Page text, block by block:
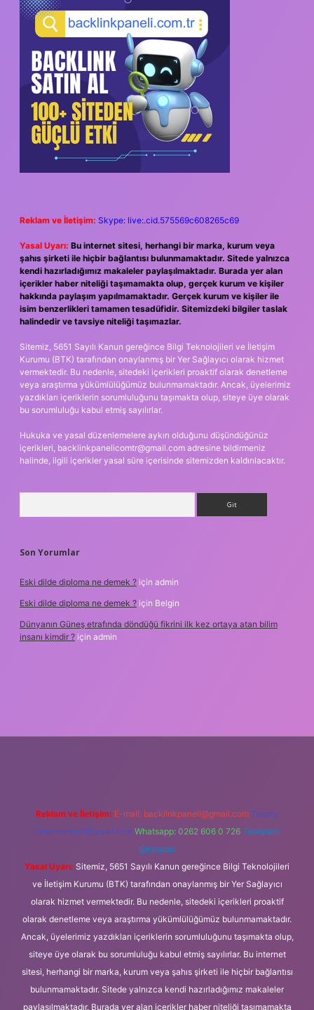
Reklam ve İletişim: Skype: live:.cid.575569c608265c69
Yasal Uyarı: Bu internet sitesi, herhangi bir marka, kurum veya
şahıs şirketi ile hiçbir bağlantısı bulunmamaktadır. Sitede yalnızca
kendi hazırladığımız makaleler paylaşılmaktadır. Burada yer alan
içerikler haber niteliği taşımamakta olup, gerçek kurum ve kişiler
hakkında paylaşım yapılmamaktadır. Gerçek kurum ve kişiler ile
isim benzerlikleri tamamen tesadüfidir. Sitemizdeki bilgiler taslak
halindedir ve tavsiye niteliği taşımazlar.
Sitemiz, 5651 Sayılı Kanun gereğince Bilgi Teknolojileri ve İletişim
Kurumu (BTK) tarafından onaylanmış bir Yer Sağlayıcı olarak hizmet
vermektedir. Bu nedenle, sitedeki içerikleri proaktif olarak denetleme
veya araştırma yükümlülüğümüz bulunmamaktadır. Ancak, üyelerimiz
yazdıkları içeriklerin sorumluluğunu taşımakta olup, siteye üye olarak
bu sorumluluğu kabul etmiş sayılırlar.
Hukuka ve yasal düzenlemelere aykırı olduğunu düşündüğünüz
içerikleri, backlinkpanelicomtr@gmail.com adresine bildirmeniz
halinde, ilgili içerikler yasal süre içerisinde sitemizden kaldırılacaktır.
Son Yorumlar
Eski dilde diploma ne demek ? için admin
Eski dilde diploma ne demek ? için Belgin
Dünyanın Güneş etrafında döndüğü fikrini ilk kez ortaya atan bilim
insanı kimdir ? için admin
Reklam ve İletişim: E-mail: backlinkpaneli@gmail.com Teams:
forumhizmeti@gmail.com Whatsapp: 0262 606 0 726 Telegram:
@karabul
Yasal Uyarı: Sitemiz, 5651 Sayılı Kanun gereğince Bilgi Teknolojileri
ve İletişim Kurumu (BTK) tarafından onaylanmış bir Yer Sağlayıcı
olarak hizmet vermektedir. Bu nedenle, sitedeki içerikleri proaktif
olarak denetleme veya araştırma yükümlülüğümüz bulunmamaktadır.
Ancak, üyelerimiz yazdıkları içeriklerin sorumluluğunu taşımakta olup,
siteye üye olarak bu sorumluluğu kabul etmiş sayılırlar. Bu internet
sitesi, herhangi bir marka, kurum veya şahıs şirketi ile hiçbir bağlantısı
bulunmamaktadır. Sitede yalnızca kendi hazırladığımız makaleler
paylaşılmaktadır. Burada yer alan içerikler haber niteliği taşımamakta